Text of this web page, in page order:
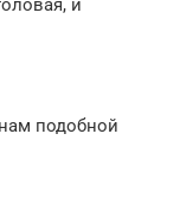
и
подобной